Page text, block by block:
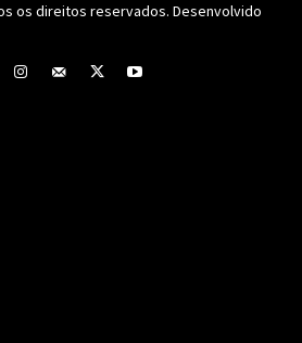
os direitos reservados. Desenvolvido